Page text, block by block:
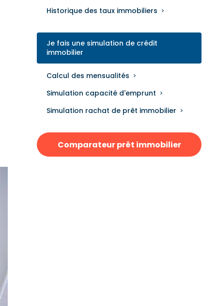
Historique des taux immobiliers
Je fais une simulation de crédit
immobilier
Calcul des mensualités
Simulation capacité d'emprunt
Simulation rachat de prêt immobilier
Comparateur prêt immobilier